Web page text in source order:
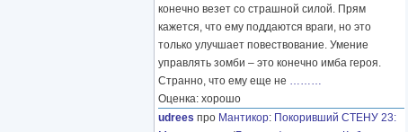
конечно везет со страшной силой. Прям
кажется, что ему поддаются враги, но это
только улучшает повествование. Умение
управлять зомби – это конечно имба героя.
Странно, что ему еще не ………
Оценка: хорошо
udrees про Мантикор: Покоривший СТЕНУ 23: